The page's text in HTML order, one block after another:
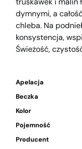
dymnymi, a
chleba. Na
konsystencja,
Świeżość,
Apelacja
Beczka
Kolor
Pojemność
Producent